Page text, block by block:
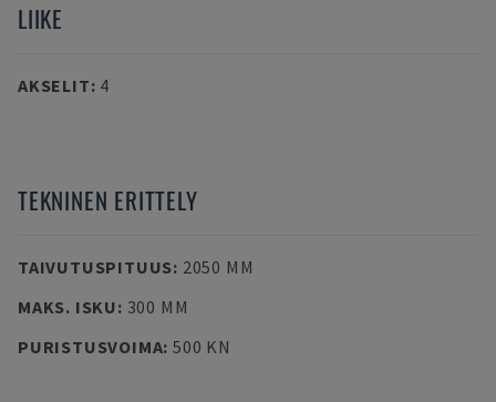
LIIKE
AKSELIT: 4
TEKNINEN ERITTELY
TAIVUTUSPITUUS: 2050 MM
MAKS. ISKU: 300 MM
PURISTUSVOIMA: 500 KN